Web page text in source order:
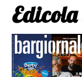
Edicola